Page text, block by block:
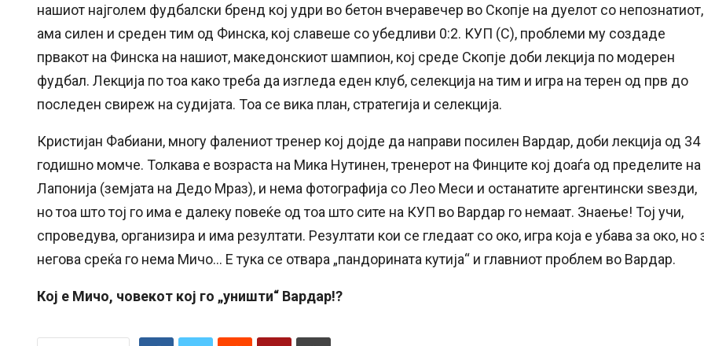
нашиот најголем фудбалски бренд кој удри во бетон вчеравечер во Скопје на дуелот со непознатиот,
ама силен и среден тим од Финска, кој славеше со убедливи 0:2. КУП (С), проблеми му создаде
првакот на Финска на нашиот, македонскиот шампион, кој среде Скопје доби лекција по модерен
фудбал. Лекција по тоа како треба да изгледа еден клуб, селекција на тим и игра на терен од прв до
последен свиреж на судијата. Тоа се вика план, стратегија и селекција.
Кристијан Фабиани, многу фалениот тренер кој дојде да направи посилен Вардар, доби лекција од 34
годишно момче. Толкава е возраста на Мика Нутинен, тренерот на Финците кој доаѓа од пределите на
Лапонија (земјата на Дедо Мраз), и нема фотографија со Лео Меси и останатите аргентински ѕвезди,
но тоа што тој го има е далеку повеќе од тоа што сите на КУП во Вардар го немаат. Знаење! Тој учи,
спроведува, организира и има резултати. Резултати кои се гледаат со око, игра која е убава за око, но
негова среќа го нема Мичо… Е тука се отвара „пандорината кутија“ и главниот проблем во Вардар.
Кој е Мичо, човекот кој го „уништи“ Вардар!?